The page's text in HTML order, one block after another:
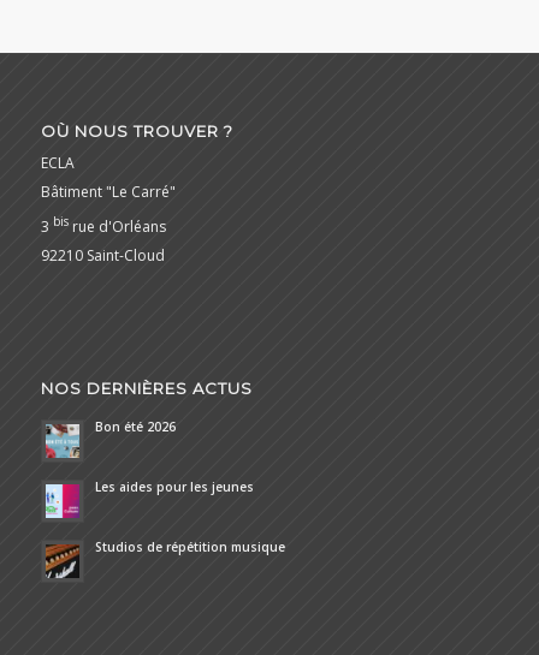
OÙ NOUS TROUVER ?
ECLA
Bâtiment "Le Carré"
3 bisrue d'Orléans
92210 Saint-Cloud
NOS DERNIÈRES ACTUS
Bon été 2026
Les aides pour les jeunes
Studios de répétition musique